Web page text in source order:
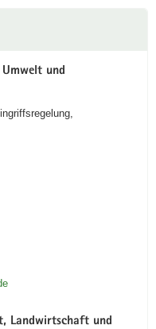
und
Landwirtschaft und